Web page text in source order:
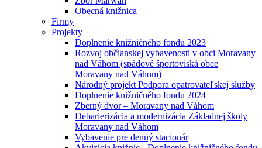
Obecná knižnica
Firmy
Projekty
Doplnenie knižničného fondu 2023
Rozvoj občianskej vybavenosti v obci Moravany
nad Váhom (spádové športoviská obce
Moravany nad Váhom)
Národný projekt Podpora opatrovateľskej služby
Doplnenie knižničného fondu 2024
Zberný dvor – Moravany nad Váhom
Debarierizácia a modernizácia Základnej školy
Moravany nad Váhom
Vybavenie pre denný stacionár